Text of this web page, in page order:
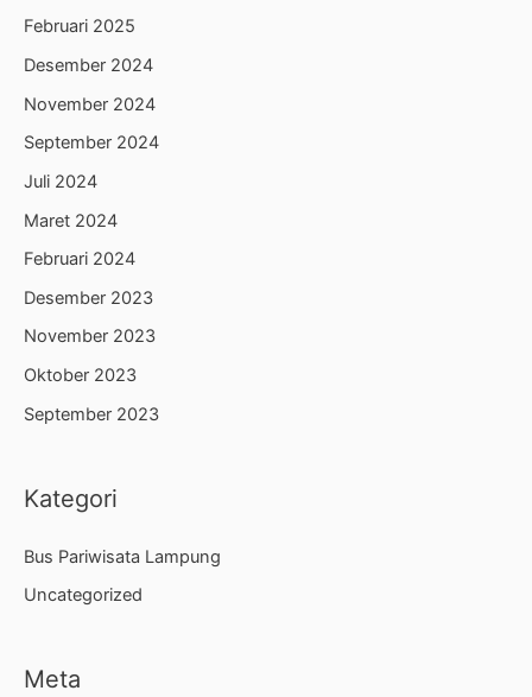
Februari 2025
Desember 2024
November 2024
September 2024
Juli 2024
Maret 2024
Februari 2024
Desember 2023
November 2023
Oktober 2023
September 2023
Kategori
Bus Pariwisata Lampung
Uncategorized
Meta